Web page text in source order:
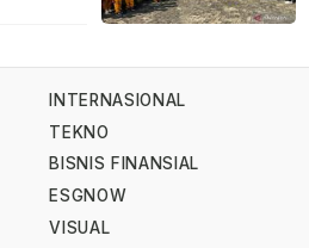
INTERNASIONAL
TEKNO
BISNIS FINANSIAL
ESGNOW
VISUAL